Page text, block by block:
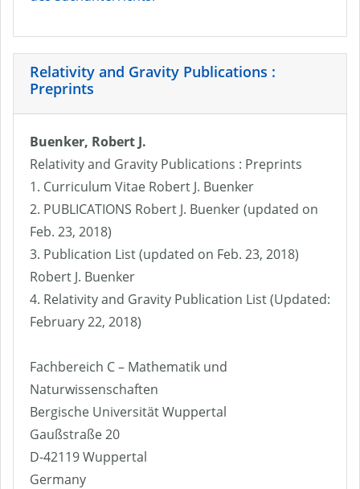
Relativity and Gravity Publications :
Preprints
Buenker, Robert J.
Relativity and Gravity Publications : Preprints
1. Curriculum Vitae Robert J. Buenker
2. PUBLICATIONS Robert J. Buenker (updated on
Feb. 23, 2018)
3. Publication List (updated on Feb. 23, 2018)
Robert J. Buenker
4. Relativity and Gravity Publication List (Updated:
February 22, 2018)
Fachbereich C – Mathematik und
Naturwissenschaften
Bergische Universität Wuppertal
Gaußstraße 20
D-42119 Wuppertal
Germany